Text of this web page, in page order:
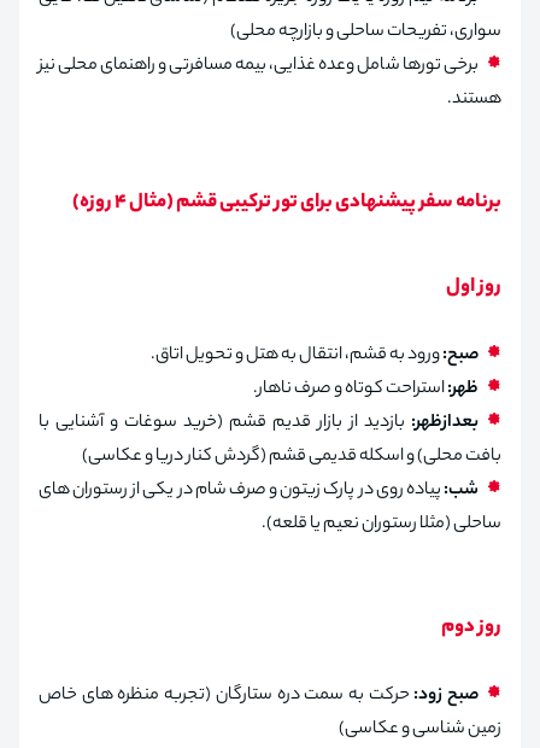
سواری، تفریحات ساحلی و بازارچه محلی)
برخی تورها شامل وعده غذایی، بیمه مسافرتی و راهنمای محلی نیز
هستند.
برنامه سفر پیشنهادی برای تور ترکیبی قشم (مثال ۴ روزه)
روز اول
صبح:ورود به قشم، انتقال به هتل و تحویل اتاق.
ظهر:استراحت کوتاه و صرف ناهار.
بعدازظهر: بازدید از بازار قدیم قشم (خرید سوغات و آشنایی با
بافت محلی) و اسکله قدیمی قشم (گردش کنار دریا و عکاسی)
شب:پیاده روی در پارک زیتون و صرف شام در یکی از رستوران های
ساحلی (مثلا رستوران نعیم یا قلعه).
روز دوم
صبح زود: حرکت به سمت دره ستارگان (تجربه منظره های خاص
زمین شناسی و عکاسی)